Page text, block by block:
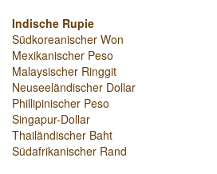
Indische Rupie
Südkoreanischer Won
Mexikanischer Peso
Malaysischer Ringgit
Neuseeländischer Dollar
Phillipinischer Peso
Singapur-Dollar
Thailändischer Baht
Südafrikanischer Rand